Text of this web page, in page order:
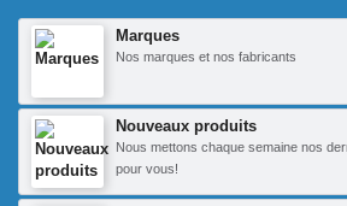
Marques
Nos marques et nos fabricants
Nouveaux produits
Nous mettons chaque semaine nos
pour vous!